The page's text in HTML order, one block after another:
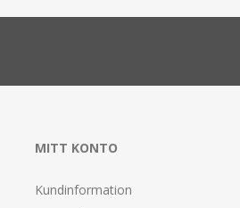
MITT KONTO
Kundinformation